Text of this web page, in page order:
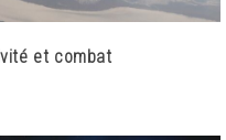
et combat